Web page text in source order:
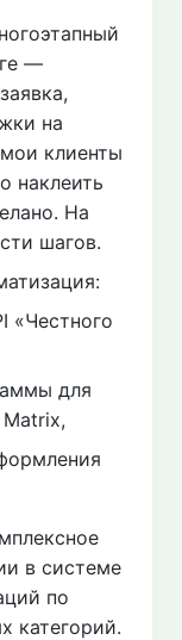
—
на
клиенты
наклеить
На
шагов.
«Честного
для
в системе
по
категорий.